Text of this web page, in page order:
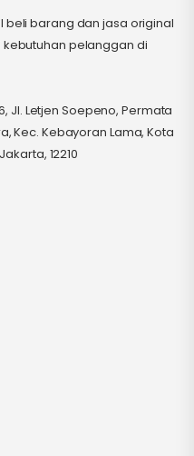
barang dan jasa original
pelanggan di
Jl. Letjen Soepeno, Permata
Kec. Kebayoran Lama, Kota
12210